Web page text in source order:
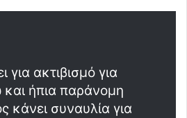
για ακτιβισμό για
ήπια παράνομη
κάνει συναυλία για